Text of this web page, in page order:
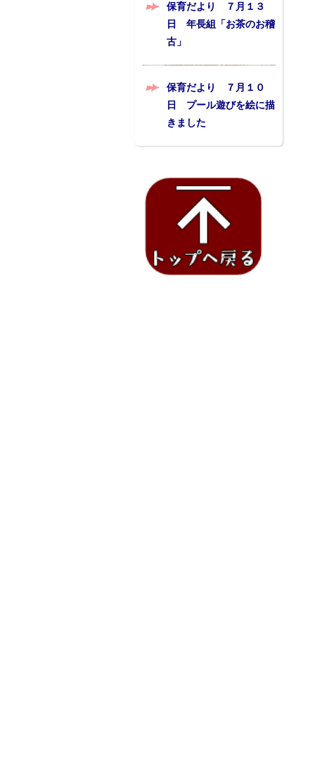
保育だより ７月１３
日 年長組「お茶のお稽
古」
保育だより ７月１０
日 プール遊びを絵に描
きました